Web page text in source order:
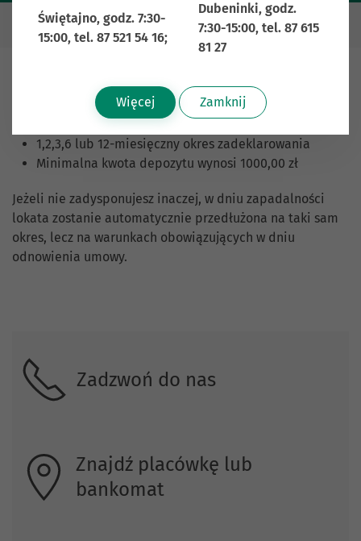
Proponujemy Ci korzystną formę oszczędzania:
stałe oprocentowanie
1,2,3,6 lub 12-miesięczny okres zadeklarowania
Minimalna kwota depozytu wynosi 1000,00 zł
Jeżeli nie zadysponujesz inaczej, w dniu zapadalności
lokata zostanie automatycznie przedłużona na taki sam
okres, lecz na warunkach obowiązujących w dniu
odnowienia umowy.
Zadzwoń do nas
Znajdź placówkę lub
bankomat
Świętajno, godz. 7:30-
15:00, tel. 87 521 54 16;
Dubeninki, godz.
7:30-15:00, tel. 87 615
81 27
Więcej Zamknij